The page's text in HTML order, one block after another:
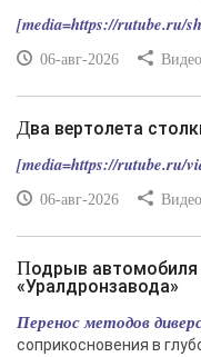
[media=https://rutube.ru/
06-авг-2026
Два вертолета
[media=https://rutube.ru/
06-авг-2026
Подрыв автомобиля гендиректора
«Уралдронзавода»
Перенос методов
соприкосновения в